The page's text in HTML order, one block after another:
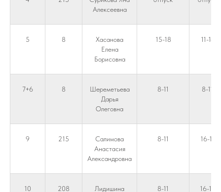
Алексеевна
5 8
Хасанова
Елена
Борисовна
15-18 11-14
7+6 8
Шереметьева
Дарья
Олеговна
8-11 8-11
9 215
Салимова
Анастасия
Александровна
8-11 16-11
10 208
Лидишина
8-11 16-19